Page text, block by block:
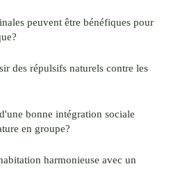
peuvent être bénéfiques pour
des répulsifs naturels contre les
bonne intégration sociale
en groupe?
harmonieuse avec un